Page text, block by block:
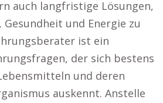
auch langfristige Lösungen,
und Energie zu
ist ein
der sich bestens
und deren
auskennt. Anstelle